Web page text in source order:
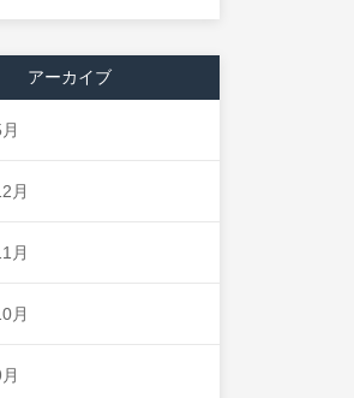
アーカイブ
月
月
月